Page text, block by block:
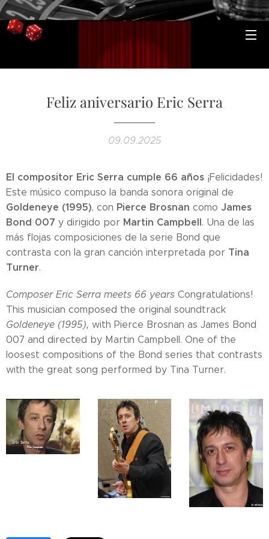
Feliz aniversario Eric Serra
09.09.2025
El compositor Eric Serra cumple 66 años ¡Felicidades!
Este músico compuso la banda sonora original de
Goldeneye (1995), con Pierce Brosnan como James
Bond 007 y dirigido por Martin Campbell. Una de las
más flojas composiciones de la serie Bond que
contrasta con la gran canción interpretada por Tina
Turner.
Composer Eric Serra meets 66 years Congratulations!
This musician composed the original soundtrack
Goldeneye (1995), with Pierce Brosnan as James Bond
007 and directed by Martin Campbell. One of the
loosest compositions of the Bond series that contrasts
with the great song performed by Tina Turner.